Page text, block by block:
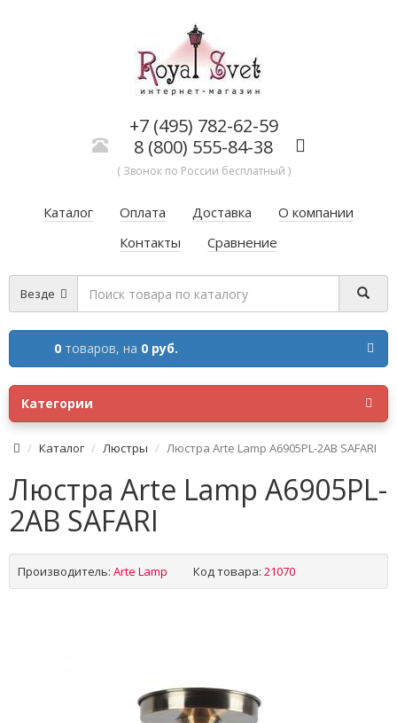
+7 (495) 782-62-59
8 (800) 555-84-38
( Звонок по России бесплатный )
Каталог Оплата Доставка
О компании
Контакты
Сравнение
Везде
0 товаров, на 0 руб.
Категории
Каталог Люстры Люстра Arte Lamp A6905PL-2AB SAFARI
Люстра Arte Lamp A6905PL-
2AB SAFARI
Производитель: Arte Lamp Код товара: 21070